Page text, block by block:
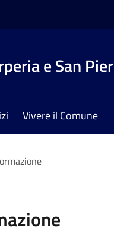
e San
Vivere il Comune